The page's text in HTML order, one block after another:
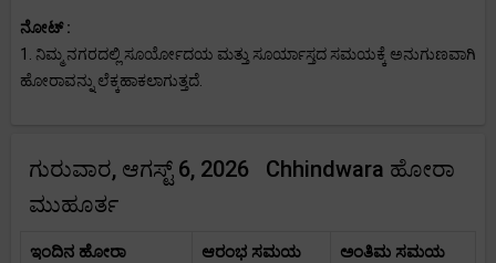
ನೋಟ್ :
1. ನಿಮ್ಮ ನಗರದಲ್ಲಿ ಸೂರ್ಯೋದಯ ಮತ್ತು ಸೂರ್ಯಾಸ್ತದ ಸಮಯಕ್ಕೆ ಅನುಗುಣವಾಗಿ
ಹೋರಾವನ್ನು ಲೆಕ್ಕಹಾಕಲಾಗುತ್ತದೆ.
ಗುರುವಾರ, ಆಗಸ್ಟ್ 6, 2026 Chhindwara ಹೋರಾ
ಮುಹೂರ್ತ
ಇಂದಿನ ಹೋರಾ ಆರಂಭ ಸಮಯ ಅಂತಿಮ ಸಮಯ